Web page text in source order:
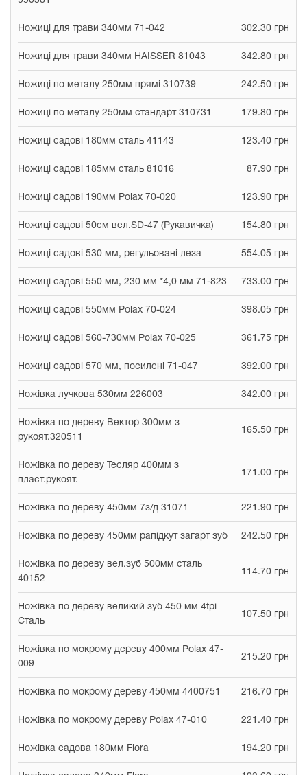
Ножиці для трави 340мм 71-042 302.30 грн
Ножиці для трави 340мм HAISSER 81043 342.80 грн
Ножиці по металу 250мм прямі 310739 242.50 грн
Ножиці по металу 250мм стандарт 310731 179.80 грн
Ножиці садові 180мм сталь 41143 123.40 грн
Ножиці садові 185мм сталь 81016 87.90 грн
Ножиці садові 190мм Polax 70-020 123.90 грн
Ножиці садові 50см вел.SD-47 (Рукавичка) 154.80 грн
Ножиці садові 530 мм, регульовані леза 554.05 грн
Ножиці садові 550 мм, 230 мм *4,0 мм 71-823 733.00 грн
Ножиці садові 550мм Polax 70-024 398.05 грн
Ножиці садові 560-730мм Polax 70-025 361.75 грн
Ножиці садові 570 мм, посилені 71-047 392.00 грн
Ножівка лучкова 530мм 226003 342.00 грн
Ножівка по дереву Вектор 300мм з
рукоят.320511
165.50 грн
Ножівка по дереву Тесляр 400мм з
пласт.рукоят.
171.00 грн
Ножівка по дереву 450мм 7з/д 31071 221.90 грн
Ножівка по дереву 450мм рапідкут загарт зуб 242.50 грн
Ножівка по дереву вел.зуб 500мм сталь
40152
114.70 грн
Ножівка по дереву великий зуб 450 мм 4tpi
Сталь
107.50 грн
Ножівка по мокрому дереву 400мм Polax 47-
009
215.20 грн
Ножівка по мокрому дереву 450мм 4400751 216.70 грн
Ножівка по мокрому дереву Polax 47-010 221.40 грн
Ножівка садова 180мм Flora 194.20 грн